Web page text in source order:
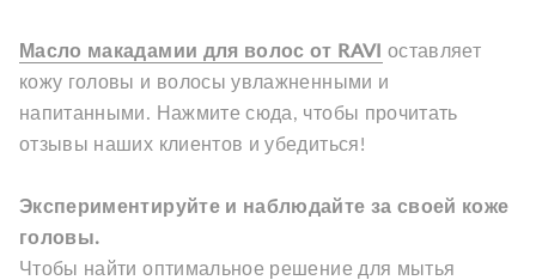
Масло макадамии для волос от RAVI оставляет
кожу головы и волосы увлажненными и
напитанными. Нажмите сюда, чтобы прочитать
отзывы наших клиентов и убедиться!
Экспериментируйте и наблюдайте за своей коже
головы.
Чтобы найти оптимальное решение для мытья